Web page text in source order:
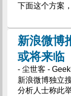
下面这个方案
新浪微博
或将来临
- 尘世客 -
新浪微博独立
分析人士称此